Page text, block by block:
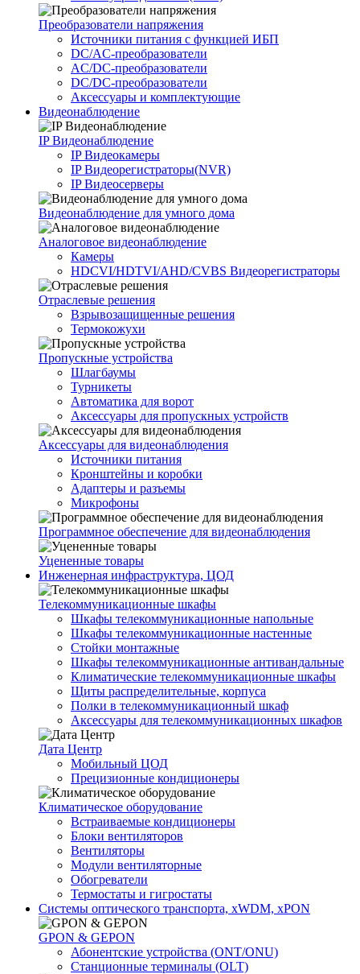
Преобразователи напряжения
Источники питания c функцией ИБП
DC/AC-преобразователи
AC/DC-преобразователи
DC/DC-преобразователи
Аксессуары и комплектующие
Видеонаблюдение
IP Видеонаблюдение
IP Видеокамеры
IP Видеорегистраторы(NVR)
IP Видеосерверы
Видеонаблюдение для умного дома
Аналоговое видеонаблюдение
Камеры
HDCVI/HDTVI/AHD/CVBS Видеорегистраторы
Отраслевые решения
Взрывозащищенные решения
Термокожухи
Пропускные устройства
Шлагбаумы
Турникеты
Автоматика для ворот
Аксессуары для пропускных устройств
Аксессуары для видеонаблюдения
Источники питания
Кронштейны и коробки
Адаптеры и разъемы
Микрофоны
Программное обеспечение для видеонаблюдения
Уцененные товары
Инженерная инфраструктура, ЦОД
Телекоммуникационные шкафы
Шкафы телекоммуникационные напольные
Шкафы телекоммуникационные настенные
Стойки монтажные
Шкафы телекоммуникационные антивандальные
Климатические телекоммуникационные шкафы
Щиты распределительные, корпуса
Полки в телекоммуникационный шкаф
Аксессуары для телекоммуникационных шкафов
Дата Центр
Мобильный ЦОД
Прецизионные кондиционеры
Климатичeское оборудование
Встраиваемые кондиционеры
Блоки вентиляторов
Вентиляторы
Модули вентиляторные
Обогреватели
Термостаты и гигростаты
Системы оптического транспорта, xWDM, xPON
GPON & GEPON
Абонентские устройства (ONT/ONU)
Станционные терминалы (OLT)